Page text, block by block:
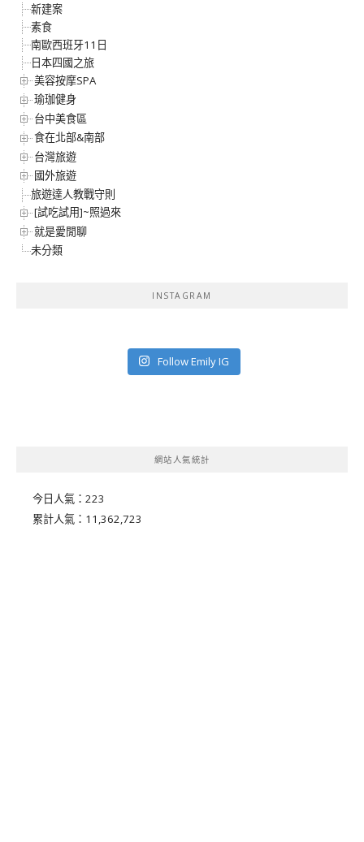
新建案
素食
南歐西班牙11日
日本四國之旅
美容按摩SPA
瑜珈健身
台中美食區
食在北部&南部
台灣旅遊
國外旅遊
旅遊達人教戰守則
[試吃試用]~照過來
就是愛閒聊
未分類
INSTAGRAM
Follow Emily IG
網站人氣統計
今日人氣： 223
累計人氣： 11,362,723